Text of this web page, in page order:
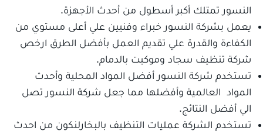
النسور تمتلك أكبر أسطول من أحدث الأجهزة.
يعمل بشركة النسور خبراء وفنيين علي أعلى مستوي من
الكفاءة والقدرة علي تقديم العمل بأفضل الطرق ارخص
شركة تنظيف سجاد وموكيت بالدمام.
تستخدم شركة النسور أفضل المواد المحلية وأحدث
المواد العالمية وأفضلها مما جعل شركة النسور تصل
الي أفضل النتائج.
تستخدم الشركة عمليات التنظيف بالبخارلنكون من احدث